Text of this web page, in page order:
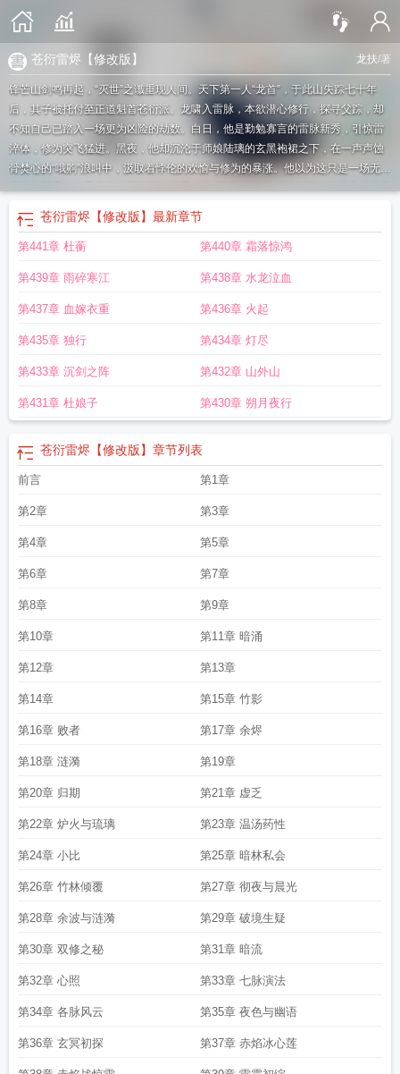
龙扶/著
苍衍雷烬【修改版】
锋芒山剑鸣再起，“灭世”之谶重现人间。天下第一人“龙首”，于此山失踪七十年
后，其子被托付至正道魁首苍衍派。龙啸入雷脉，本欲潜心修行，探寻父踪，却
不知自己已踏入一场更为凶险的劫数。白日，他是勤勉寡言的雷脉新秀，引惊雷
淬体，修为突飞猛进。黑夜，他却沉沦于师娘陆璃的玄黑袍裙之下，在一声声蚀
骨焚心的“哦齁”浪叫中，汲取着悖伦的欢愉与修为的暴涨。他以为这只是一场无法
——他所经历的情劫、师劫、苍生劫，早在他踏入修道界时，便已环环相扣。而
这苍衍之劫，始于锋芒，终于……他道心抉择的刹那。
苍衍雷烬【修改版】 最新章节
第441章 杜蘅 第440章 霜落惊鸿
第439章 雨碎寒江 第438章 水龙泣血
第437章 血嫁衣重 第436章 火起
第435章 独行 第434章 灯尽
第433章 沉剑之阵 第432章 山外山
第431章 杜娘子 第430章 朔月夜行
苍衍雷烬【修改版】 章节列表
前言 第1章
第2章 第3章
第4章 第5章
第6章 第7章
第8章 第9章
第10章 第11章 暗涌
第12章 第13章
第14章 第15章 竹影
第16章 败者 第17章 余烬
第18章 涟漪 第19章
第20章 归期 第21章 虚乏
第22章 炉火与琉璃 第23章 温汤药性
第24章 小比 第25章 暗林私会
第26章 竹林倾覆 第27章 彻夜与晨光
第28章 余波与涟漪 第29章 破境生疑
第30章 双修之秘 第31章 暗流
第32章 心照 第33章 七脉演法
第34章 各脉风云 第35章 夜色与幽语
第36章 玄冥初探 第37章 赤焰冰心莲